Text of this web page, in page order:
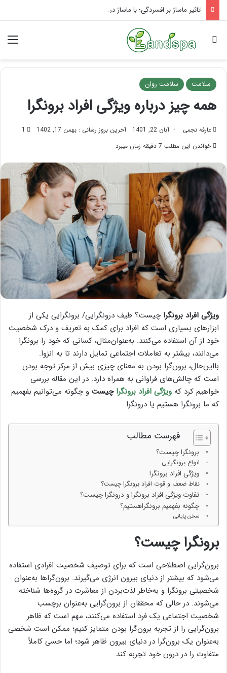
تاثیر ماساژ بر افسردگی؛ با ماساژ درمانی افسردگی را درمان کنید!
جستجو برای
سلامت سلامت روان
همه چیز درباره ویژگی افراد برونگرا
عارفه نجمی آبان 22, 1401 آخرین بروز رسانی : بهمن 17, 1402
1
خواندن این مطلب 7 دقیقه زمان میبرد
ویژگی افراد برونگرا چیست؟ طیف درونگرایی/ برونگرایی یکی از
ابزارهای بسیاری است که افراد برای کمک به تعریف و درک شخصیت
خود از آن استفاده می‌کنند. به‌عنوان‌مثال، کسانی که خود را برونگرا
می‌دانند، بیشتر به تعاملات اجتماعی تمایل دارند تا به انزوا.
بااین‌حال، برون‌گرا بودن به معنای چیزی بیش از مرکز توجه بودن
است که چالش‌های فراوانی به همراه دارد. در این مقاله بررسی
خواهیم کرد که ویژگی افراد برونگرا چیست و چگونه می‌توانیم بفهمیم
که ما برونگرا هستیم یا درونگرا.
فهرست مطالب
برونگرا چیست؟
انواع برونگرایی
ویژگی افراد برونگرا
نقاط ضعف و قوت افراد برونگرا چیست؟
تفاوت ویژگی افراد برونگرا و درونگرا چیست؟
چگونه بفهمیم برونگراهستیم؟
سخن پایانی
برونگرا چیست؟
برون‌گرایی اصطلاحی است که برای توصیف شخصیت افرادی استفاده
می‌شود که بیشتر از دنیای بیرون انرژی می‌گیرند. برون‌گراها به‌عنوان
شخصیتی برونگرا و به‌خاطر لذت‌بردن از معاشرت در گروه‌ها شناخته
می‌شوند. در حالی که محققان از برون‌گرایی به‌عنوان برچسب
شخصیت اجتماعی یک فرد استفاده می‌کنند، مهم است که ظاهر
برون‌گرایی را از تجربه برون‌گرا بودن متمایز کنیم؛ ممکن است شخصی
به‌عنوان یک برون‌گرا در دنیای بیرون ظاهر شود؛ اما حسی کاملاً
متفاوت را در درون خود تجربه کند.